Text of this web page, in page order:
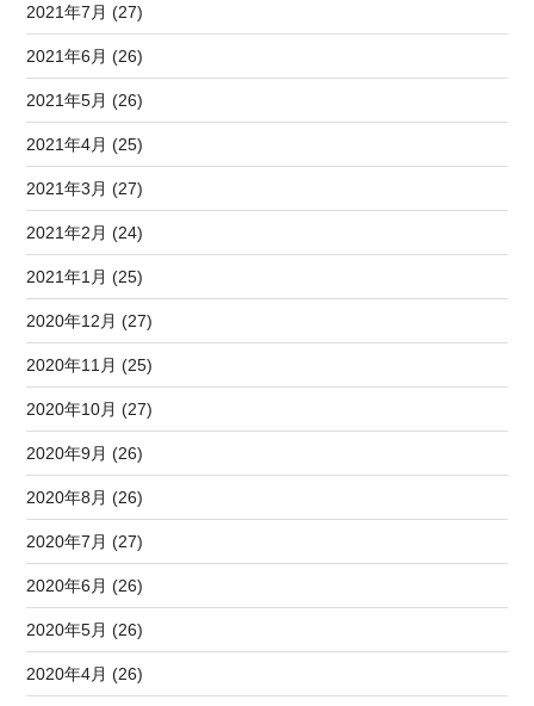
2021年7月 (27)
2021年6月 (26)
2021年5月 (26)
2021年4月 (25)
2021年3月 (27)
2021年2月 (24)
2021年1月 (25)
2020年12月 (27)
2020年11月 (25)
2020年10月 (27)
2020年9月 (26)
2020年8月 (26)
2020年7月 (27)
2020年6月 (26)
2020年5月 (26)
2020年4月 (26)